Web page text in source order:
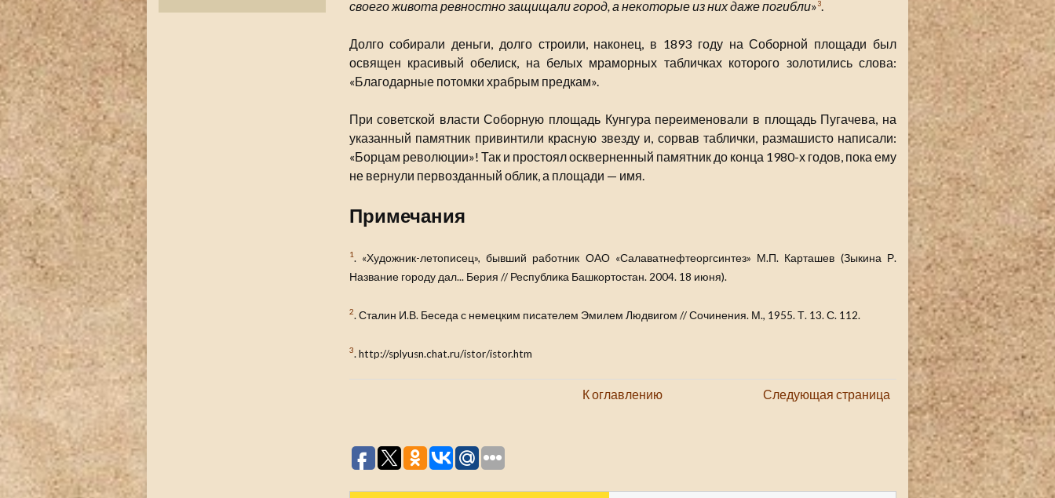
своего живота ревностно защищали город, а некоторые из них даже погибли»3.
Долго собирали деньги, долго строили, наконец, в 1893 году на Соборной площади был
освящен красивый обелиск, на белых мраморных табличках которого золотились слова:
«Благодарные потомки храбрым предкам».
При советской власти Соборную площадь Кунгура переименовали в площадь Пугачева, на
указанный памятник привинтили красную звезду и, сорвав таблички, размашисто написали:
«Борцам революции»! Так и простоял оскверненный памятник до конца 1980-х годов, пока ему
не вернули первозданный облик, а площади — имя.
Примечания
1. «Художник-летописец», бывший работник ОАО «Салаватнефтеоргсинтез» М.П. Карташев (Зыкина Р.
Название городу дал... Берия // Республика Башкортостан. 2004. 18 июня).
2. Сталин И.В. Беседа с немецким писателем Эмилем Людвигом // Сочинения. М., 1955. Т. 13. С. 112.
3. http://splyusn.chat.ru/istor/istor.htm
К оглавлению Следующая страница